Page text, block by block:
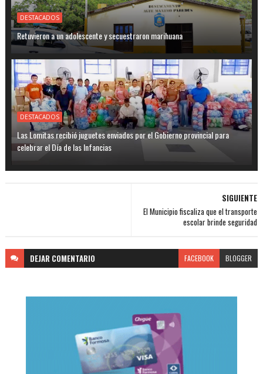
DESTACADOS
Retuvieron a un adolescente y secuestraron marihuana
DESTACADOS
Las Lomitas recibió juguetes enviados por el Gobierno provincial para
celebrar el Día de las Infancias
SIGUIENTE
El Municipio fiscaliza que el transporte
escolar brinde seguridad
DEJAR COMENTARIO FACEBOOK BLOGGER